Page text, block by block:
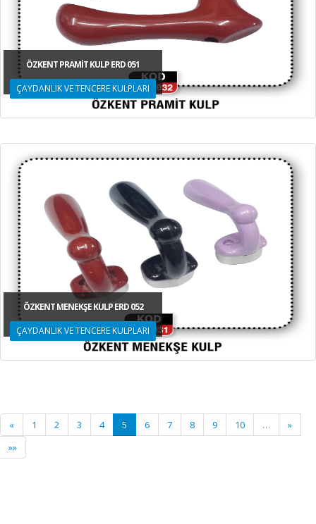
ÖZKENT PRAMİT KULP ERD 051
ÇAYDANLIK VE TENCERE KULPLARI
ÖZKENT MENEKŞE KULP ERD 052
ÇAYDANLIK VE TENCERE KULPLARI
« 1 2 3 4 5 6 7 8 9 10 …
»
»»